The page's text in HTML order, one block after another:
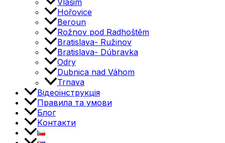
Vlašim
Hořovice
Beroun
Rožnov pod Radhoštěm
Bratislava- Ružinov
Bratislava- Dúbravka
Odry
Dubnica nad Váhom
Trnava
Відеоінструкція
Правила та умови
Блог
Kонтакти